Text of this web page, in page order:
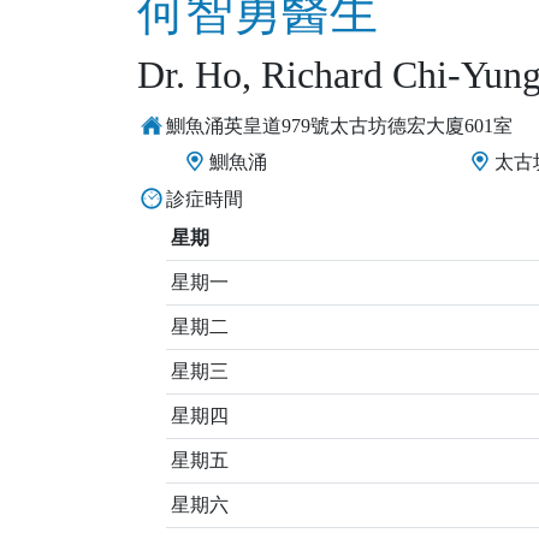
何智勇醫生
Dr. Ho, Richard Chi-Yung
鰂魚涌英皇道979號太古坊德宏大廈601室
鰂魚涌
太古
診症時間
星期
星期一
星期二
星期三
星期四
星期五
星期六